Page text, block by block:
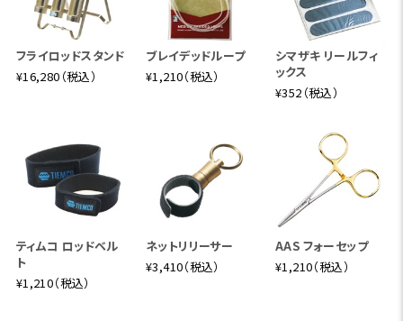
フライロッドスタンド
¥16,280（税込）
ブレイデッドループ
¥1,210（税込）
シマザキ リールフィ
ックス
¥352（税込）
ティムコ ロッドベル
ト
¥1,210（税込）
ネットリリーサー
¥3,410（税込）
AAS フォーセップ
¥1,210（税込）